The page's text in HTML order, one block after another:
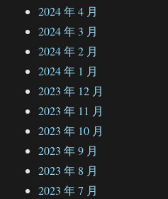
2024 年 4 月
2024 年 3 月
2024 年 2 月
2024 年 1 月
2023 年 12 月
2023 年 11 月
2023 年 10 月
2023 年 9 月
2023 年 8 月
2023 年 7 月